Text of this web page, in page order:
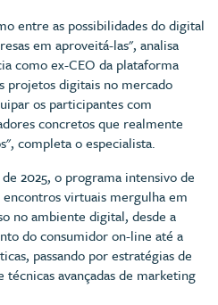
entre as possibilidades do digital
em aproveitá-las", analisa
como ex-CEO da plataforma
projetos digitais no mercado
os participantes com
concretos que realmente
completa o especialista.
2025, o programa intensivo de
virtuais mergulha em
no ambiente digital, desde a
do consumidor on-line até a
passando por estratégias de
avançadas de marketing